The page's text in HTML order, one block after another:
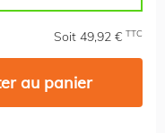
Soit 49,92 € TTC
au panier